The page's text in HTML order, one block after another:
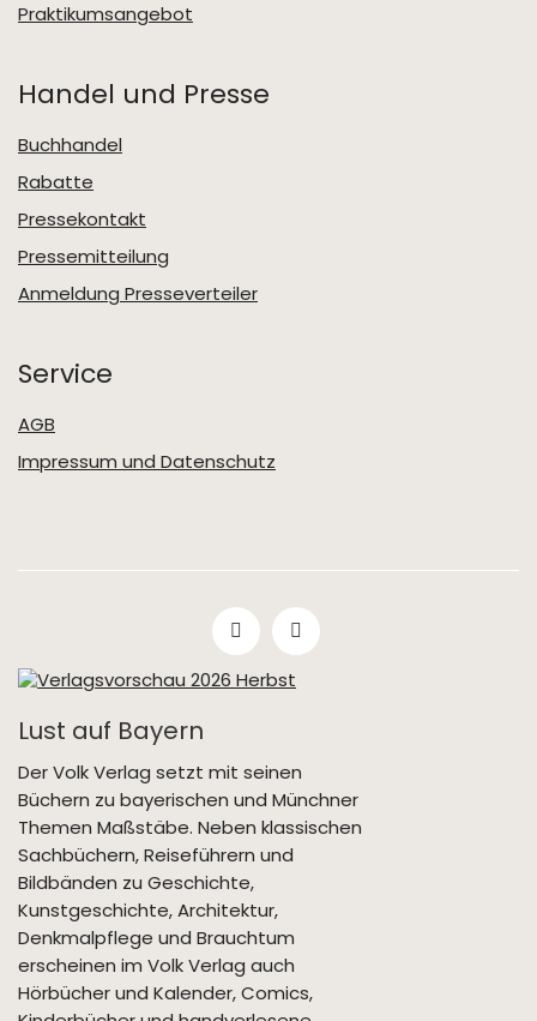
Praktikumsangebot
Handel und Presse
Buchhandel
Rabatte
Pressekontakt
Pressemitteilung
Anmeldung Presseverteiler
Service
AGB
Impressum und Datenschutz
Lust auf Bayern
Der Volk Verlag setzt mit seinen
Büchern zu bayerischen und Münchner
Themen Maßstäbe. Neben klassischen
Sachbüchern, Reiseführern und
Bildbänden zu Geschichte,
Kunstgeschichte, Architektur,
Denkmalpflege und Brauchtum
erscheinen im Volk Verlag auch
Hörbücher und Kalender, Comics,